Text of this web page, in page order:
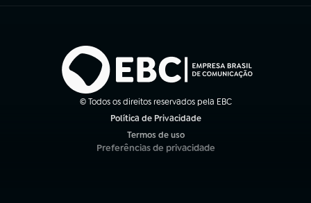
© Todos os direitos reservados pela EBC
Política de Privacidade
Termos de uso
(abre em nova aba)
Preferências de privacidade